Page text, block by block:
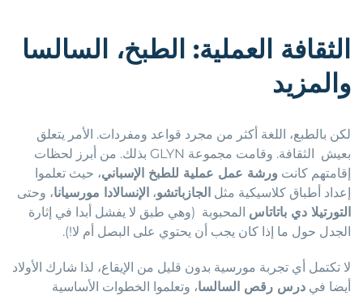
الثقافة العملية: الطبخ، السالسا
والمزيد
لكن بالطبع، اللغة أكثر من مجرد قواعد ومفردات. الأمر يتعلق
بعيش الثقافة. وقامت مجموعة GLYN بذلك. من أبرز لحظات
إقامتهم كانت ورشة عمل عملية للطبخ الإسباني ، حيث تعلموا
إعداد أطباق كلاسيكية مثل الجازباتشو، الإنسالادا مورسيانا، وحتى
التورتيلا دي باتاتاس المحبوبة (وهي طبق لا يفشل أبدا في إثارة
الجدل حول ما إذا كان يجب أن يحتوي على البصل أم لا!).
لا تكتمل أي تجربة مورسية بدون قليل من الإيقاع، لذا شارك الأولاد
أيضا في درس رقص السالسا، وتعلموا الخطوات الأساسية